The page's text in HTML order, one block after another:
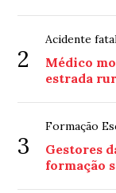
2
Acidente
Médico
estrada
3
Formação
Gestores
formação